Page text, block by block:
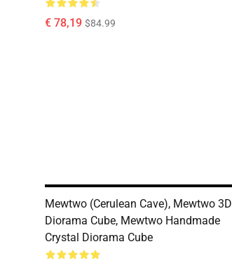
€ 78,19 $84.99
Mewtwo (Cerulean Cave), Mewtwo 3D
Diorama Cube, Mewtwo Handmade
Crystal Diorama Cube